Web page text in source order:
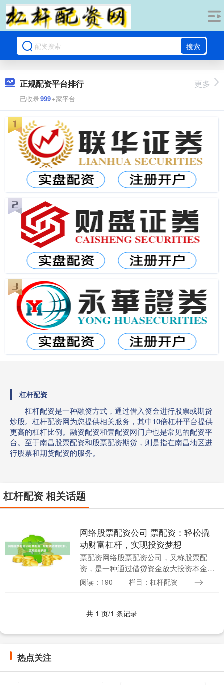
搜索
正规配资平台排行
已收录999+家平台
更多
杠杆配资
杠杆配资是一种融资方式，通过借入资金进行股票或期货
炒股。杠杆配资网为您提供相关服务，其中10倍杠杆平台提供
更高的杠杆比例。融资配资和壹配资网门户也是常见的配资平
台。至于南昌股票配资和股票配资期货，则是指在南昌地区进
行股票和期货配资的服务。
杠杆配资 相关话题
网络股票配资公司 票配资：轻松撬
动财富杠杆，实现投资梦想
票配资网络股票配资公司，又称股票配
资，是一种通过借贷资金放大投资本金的
金融服务。它为投资者提供了撬动财富杠
阅读：190 栏目：杠杆配资
共 1 页/1 条记录
热点关注